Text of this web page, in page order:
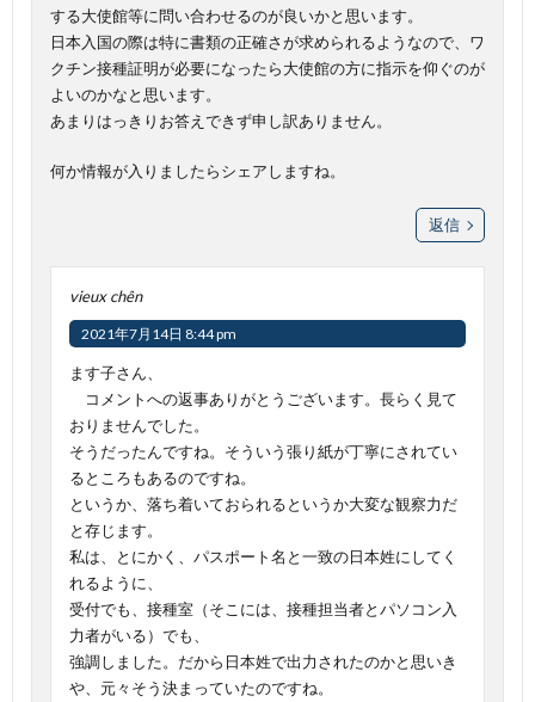
する大使館等に問い合わせるのが良いかと思います。
日本入国の際は特に書類の正確さが求められるようなので、ワ
クチン接種証明が必要になったら大使館の方に指示を仰ぐのが
よいのかなと思います。
あまりはっきりお答えできず申し訳ありません。
何か情報が入りましたらシェアしますね。
返信
vieux chên
2021年7月14日 8:44 pm
ます子さん、
コメントへの返事ありがとうございます。長らく見て
おりませんでした。
そうだったんですね。そういう張り紙が丁寧にされてい
るところもあるのですね。
というか、落ち着いておられるというか大変な観察力だ
と存じます。
私は、とにかく、パスポート名と一致の日本姓にしてく
れるように、
受付でも、接種室（そこには、接種担当者とパソコン入
力者がいる）でも、
強調しました。だから日本姓で出力されたのかと思いき
や、元々そう決まっていたのですね。